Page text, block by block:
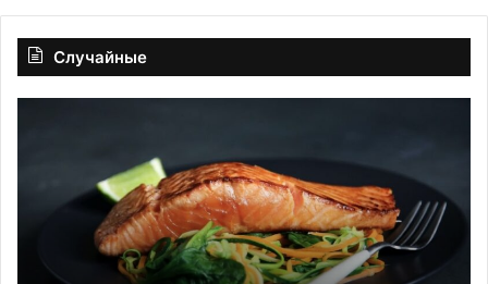
Случайные